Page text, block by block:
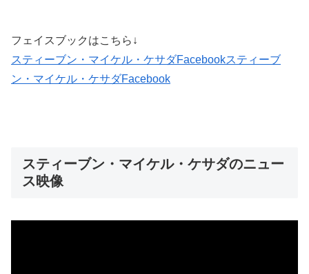
フェイスブックはこちら↓
スティーブン・マイケル・ケサダFacebookスティーブ
ン・マイケル・ケサダFacebook
スティーブン・マイケル・ケサダのニュー
ス映像